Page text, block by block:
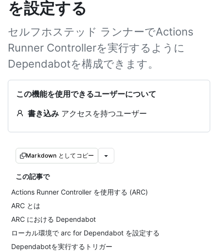
を設定する
セルフホステッド ランナーでActions
Runner Controllerを実行するように
Dependabotを構成できます。
この機能を使用できるユーザーについて
書き込み アクセスを持つユーザー
Markdown としてコピー
この記事で
Actions Runner Controller を使用する (ARC)
ARC とは
ARC における Dependabot
ローカル環境で arc for Dependabot を設定する
Dependabotを実行するトリガー